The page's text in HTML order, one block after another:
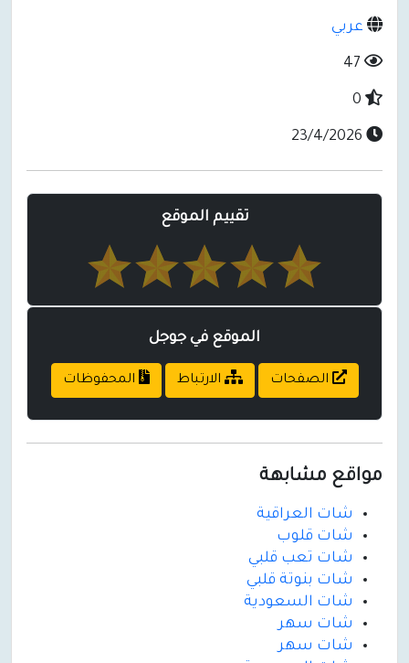
عربي
تقييم الموقع
الموقع في جوجل
الصفحات الارتباط المحفوظات
مواقع مشابهة
شات العراقية
شات قلوب
شات تعب قلبي
شات بنوتة قلبي
شات السعودية
شات سهر
شات سهر